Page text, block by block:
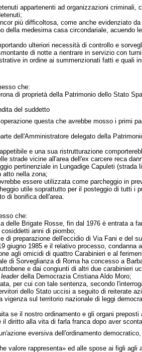
appartenenti ad organizzazioni
più difficoltosa, come anche evidenziato
della medesima casa circondariale, acuendo
ulteriori necessità di controllo e
di notte a rientrare in servizio con
in ordine ai summenzionati fatti e quali
che:
di proprietà della Patrimonio dello Stato
del suddetto
questa che avrebbe mosso i primi
dell'Amministratore delegato della
e una sua ristrutturazione
strade vicine all'area dell'ex carcere reca
pertinenziale in Lungadige Capuleti
atto nella zona;
essere utilizzata come parcheggio in
utile soprattutto per il posteggio di tutti i
di bonifica dell'area.
che:
delle Brigate Rosse, fin dal 1976 è entrata a
anni di piombo;
preparazione dell'eccidio di Via Fani e del
giugno 1985 e il relativo processo, condanna
agli omicidi di quattro Carabinieri e al
di Sorveglianza di Roma ha concesso a
e dai congiunti di altri due carabinieri
leaderdella Democrazia Cristiana Aldo Moro;
per cui con tale sentenza, secondo
dello Stato uccisi a seguito di reiterate
sul territorio nazionale di leggi
se il nostro ordinamento e gli organi
diritto alla vita di farla franca dopo aver
eversiva dell'ordinamento
valore rappresenta» ed alle spose ai figli